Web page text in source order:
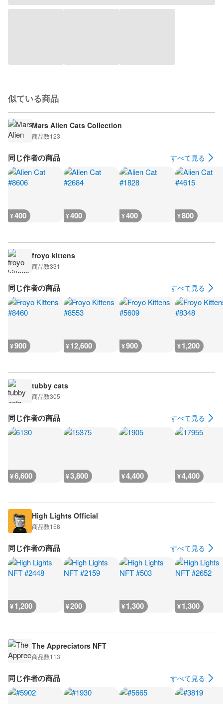
似ている商品
Mars Alien Cats Collection
商品数123
同じ作者の商品 すべて見る
¥400 ¥400 ¥400 ¥800
froyo kittens
商品数331
同じ作者の商品 すべて見る
¥900 ¥12,600 ¥900 ¥1,200
tubby cats
商品数305
同じ作者の商品 すべて見る
¥6,600 ¥3,800 ¥4,400 ¥4,400
High Lights Official
商品数158
同じ作者の商品 すべて見る
¥1,200 ¥200 ¥1,300 ¥1,300
The Appreciators NFT
商品数113
同じ作者の商品 すべて見る